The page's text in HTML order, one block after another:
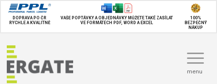
DOPRAVA PO ČR
RYCHLE A KVALITNĚ
VAŠE POPTÁVKY A OBJEDNÁVKY MŮŽETE TAKÉ ZASÍLAT
VE FORMÁTECH PDF, WORD A EXCEL
100%
BEZPEČNÝ
NÁKUP
menu